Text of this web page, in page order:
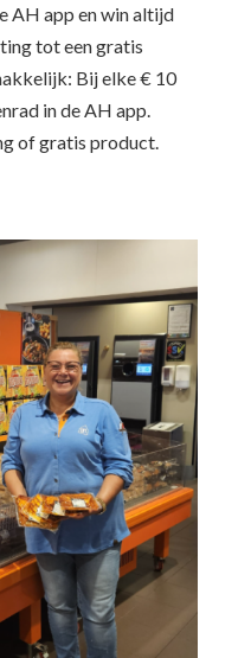
AH app en win altijd
tot een gratis
Bij elke € 10
in de AH app.
of gratis product.